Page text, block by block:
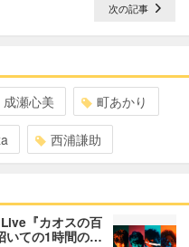
次の記事
成瀬心美 町あかり
西浦謙助
『カオスの百
いての1時間の…